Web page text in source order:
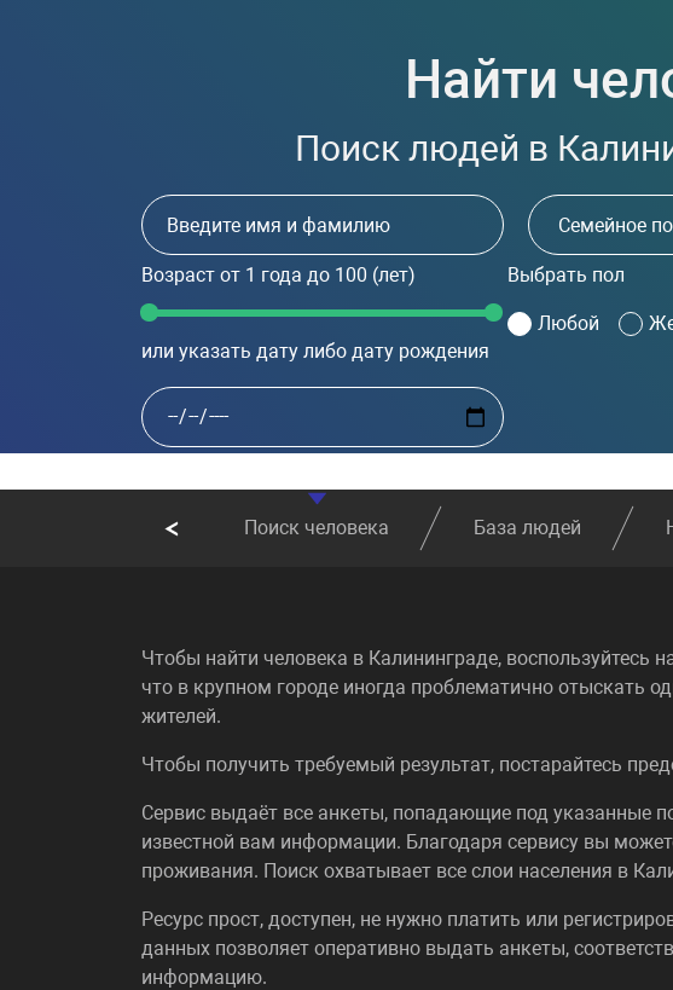
Найти
Поиск людей в
Возраст от 1 года до 100 (лет)
или указать дату либо дату рождения
Выбрать пол
Любой
Поиск человека База людей
Чтобы найти человека в Калининграде,
что в крупном городе иногда проблематично отыскать
жителей.
Чтобы получить требуемый результат, постарайтесь
Сервис выдаёт все анкеты, попадающие под указанные
известной вам информации. Благодаря сервису вы
проживания. Поиск охватывает все слои населения в
Ресурс прост, доступен, не нужно платить или
данных позволяет оперативно выдать анкеты,
информацию.